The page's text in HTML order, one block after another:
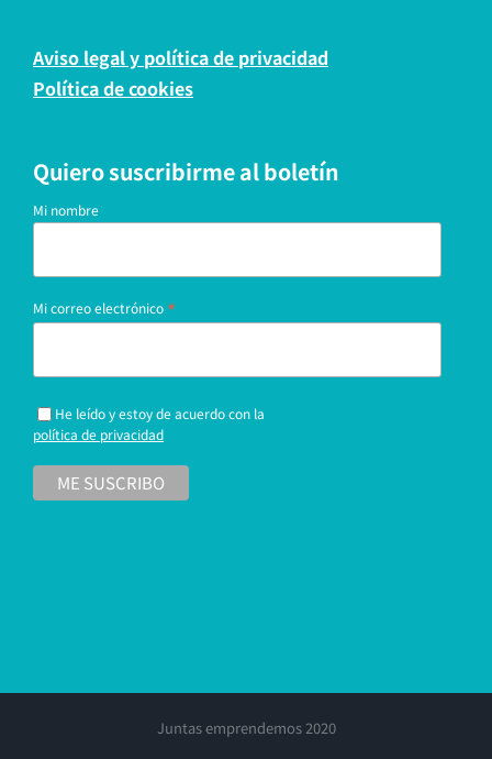
Aviso legal y política de privacidad
Política de cookies
Quiero suscribirme al boletín
Mi nombre
Mi correo electrónico *
He leído y estoy de acuerdo con la
política de privacidad
Juntas emprendemos 2020